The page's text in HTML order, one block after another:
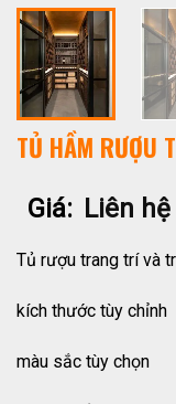
TỦ HẦM RƯỢU
Giá: Liên hệ
Tủ rượu trang trí và
kích thước tùy chỉnh
màu sắc tùy chọn